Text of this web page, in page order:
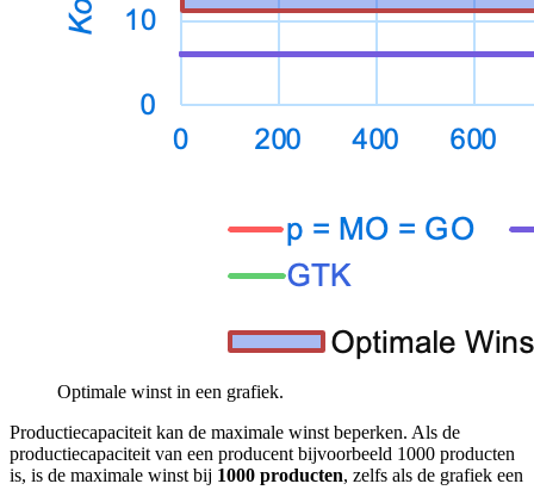
Optimale winst in een grafiek.
Productiecapaciteit kan de maximale winst beperken. Als de
productiecapaciteit van een producent bijvoorbeeld 1000 producten
is, is de maximale winst bij 1000 producten, zelfs als de grafiek een